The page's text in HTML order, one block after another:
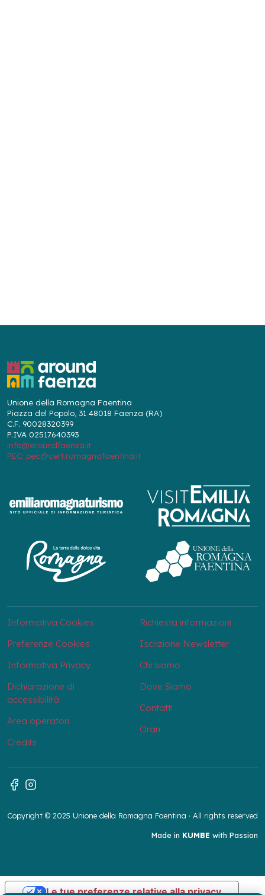
Unione della Romagna Faentina
Piazza del Popolo, 31 48018 Faenza (RA)
C.F. 90028320399
P.IVA 02517640393
info@aroundfaenza.it
PEC: pec@cert.romagnafaentina.it
Informativa Cookies
Preferenze Cookies
Informativa Privacy
Dichiarazione di
accessibilità
Area operatori
Credits
Richiesta informazioni
Iscrizione Newsletter
Chi siamo
Dove Siamo
Contatti
Orari
Copyright © 2025 Unione della Romagna Faentina · All rights reserved
Made in KUMBE with Passion
Le tue preferenze relative alla privacy